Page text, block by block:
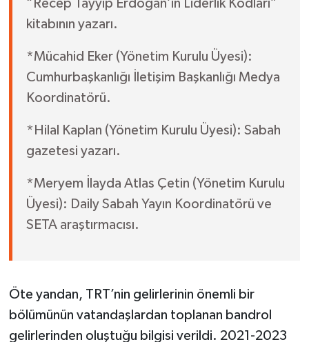
“Recep Tayyip Erdoğan’ın Liderlik Kodları”
kitabının yazarı.
*Mücahid Eker (Yönetim Kurulu Üyesi):
Cumhurbaşkanlığı İletişim Başkanlığı Medya
Koordinatörü.
*Hilal Kaplan (Yönetim Kurulu Üyesi): Sabah
gazetesi yazarı.
*Meryem İlayda Atlas Çetin (Yönetim Kurulu
Üyesi): Daily Sabah Yayın Koordinatörü ve
SETA araştırmacısı.
Öte yandan, TRT’nin gelirlerinin önemli bir
bölümünün vatandaşlardan toplanan bandrol
gelirlerinden oluştuğu bilgisi verildi. 2021-2023